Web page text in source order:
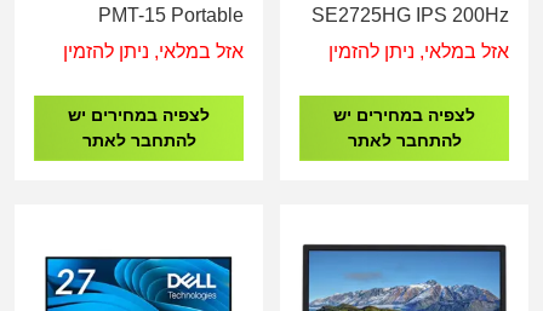
SE2725HG IPS 200Hz
GAMING
אזל במלאי, ניתן להזמין
לצפיה במחירים יש
להתחבר לאתר
PMT-15 Portable
Touchscreen Monitor
אזל במלאי, ניתן להזמין
לצפיה במחירים יש
להתחבר לאתר